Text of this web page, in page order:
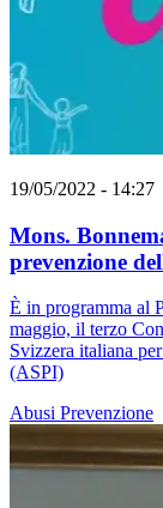
19/05/2022 - 14:27
Mons.
prevenzione
È in programma al
maggio, il terzo
Svizzera italiana
(ASPI)
Abusi Prevenzione